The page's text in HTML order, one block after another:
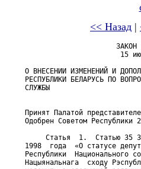
<< Назад |
ЗАКОН РЕСПУБЛИКИ БЕЛАРУСЬ
                       15 июля 2008 г. № 409-З

О ВНЕСЕНИИ ИЗМЕНЕНИЙ И ДОПОЛНЕНИЙ В НЕКОТОРЫЕ ЗАКОНЫ
РЕСПУБЛИКИ БЕЛАРУСЬ ПО ВОПРОСАМ ГОСУДАРСТВЕННОЙ
СЛУЖБЫ


Принят Палатой представителей 17 июня 2008 года
Одобрен Советом Республики 28 июня 2008 года

     Статья  1.  Статью 35 Закона Республики Беларусь  от  4  ноября
1998  года  «О статусе депутата Палаты представителей, члена  Совета
Республики  Национального собрания Республики  Беларусь»  (Ведамасці
Нацыянальнага  сходу Рэспублікі Беларусь, 1998 г., №  35,  ст.  516)
изложить в следующей редакции:
   
   «Статья 35. Трудовой отпуск депутата Палаты представителей,
             члена Совета Республики
             
     Депутату   Палаты   представителей,  члену  Совета   Республики
предоставляется  трудовой отпуск в соответствии с  законодательством
Республики Беларусь о государственной службе.».
     Статья  2.  Внести в Закон Республики Беларусь от 14 июня  2003
года  «О государственной службе в Республике Беларусь» (Национальный
реестр  правовых актов Республики Беларусь, 2003 г.,  №  70,  2/953;
2006 г., № 78, 2/1208) следующие изменения и дополнения:
     1. Пункт 2 статьи 3 изложить в следующей редакции:
     «2.  Для  целей настоящего Закона под государственными органами
понимаются  также государственные учреждения и иные  государственные
организации,   обеспечивающие  деятельность  Президента   Республики
Беларусь   или   государственных  органов,   работники   которых   в
соответствии  с законодательными актами, закрепляющими  их  правовой
статус, являются государственными служащими.».
     2. В пункте 1 статьи 7:
     в   подпункте   1.5   слово   «Прокуратуры»   заменить   словом
«прокуратуры»;
     подпункт 1.11 изложить в следующей редакции:
     «1.11. иных государственных органах.».
     3.   В   пункте   1   статьи   10   слова   «Прокуратурой»    и
«Государственным    комитетом    пограничных     войск»     заменить
соответственно словами «Генеральной прокуратурой» и «Государственным
пограничным комитетом».
     4. В статье 12:
     в пункте 1:
     абзац второй изложить в следующей редакции:
     «Президентом  Республики  Беларусь, -  для  присвоения  классов
государственным   служащим   Администрации   Президента   Республики
Беларусь,    Государственного   секретариата   Совета   Безопасности
Республики  Беларусь, Комитета государственного контроля  Республики
Беларусь  и  его органов, Национального банка Республики Беларусь  и
его   структурных   подразделений,  Управления   делами   Президента
Республики   Беларусь,  Департамента  по  гуманитарной  деятельности
Управления  делами Президента Республики Беларусь,  государственного
учреждения  «Главное  управление  по  обслуживанию  дипломатического
корпуса   и   официальных  делегаций  «Дипсервис»,   Государственной
инспекции  охраны  животного  и растительного  мира  при  Президенте
Республики   Беларусь,   Информационно-аналитического   центра   при
Администрации  Президента Республики Беларусь, Национального  центра
законодательства   и  правовых  исследований  Республики   Беларусь,
Национального   центра  правовой  информации  Республики   Беларусь,
Национальной     государственной    телерадиокомпании     Республики
Беларусь;»;
     в  абзаце восьмом слова «Прокуратурой» и «ее аппарата» заменить
соответственно   словами  «Генеральной  прокуратурой»   и   «органов
прокуратуры Республики Беларусь»;
     в  абзаце  девятом  слово «подведомственных»  заменить  словами
«подчиненных (подведомственных)»;
     в  абзаце  одиннадцатом слова «иных подведомственных»  заменить
словом «подчиненных»;
     пункт   2   дополнить  словами  «,  если  иное  не  установлено
Президентом Республики Беларусь».
     5. В пункте 1 статьи 13:
     часть   третью  после  слов  «орденами  и  медалями  Республики
Беларусь  и  СССР»  дополнить словами «,  за  исключением  юбилейных
медалей Республики Беларусь и СССР»;
     дополнить пункт частями пятой и шестой следующего содержания:
     «Присвоение  классов  по  основаниям,  предусмотренным   частью
третьей настоящего пункта, может быть произведено один раз за период
нахождения государственного служащего на государственной службе.
     При  поступлении лица, имеющего квалификационный  класс  судьи,
на  работу в государственный орган на государственную должность  ему
может  быть  в  установленном  порядке  присвоен  в  соответствии  с
квалификационным   классом  более  высокий  класс   государственного
служащего,  чем предусмотренный по данной государственной должности,
но не более чем на два класса.».
     6.  Статью  15  после  слов «является» и «служащего»  дополнить
соответственно словами «официальным» и «и занимаемую им должность».
     7.   Абзац   четвертый   пункта  1   статьи   16   после   слов
«государственных  должностей,» дополнить словами  «квалификационного
экзамена для лиц, впервые поступающих на государственную службу,».
     8.  Подпункт  1.9  пункта  1 статьи  20  изложить  в  следующей
редакции:
     «1.9.   публикации  и  выступления,  связанные  с   исполнением
служебных  обязанностей,  в  порядке и  на  условиях,  установленных
настоящим Законом и иными актами законодательства;».
     9. Статью 21 дополнить пунктом 1-1 следующего содержания:
     «1-1.  Законодательными  актами  могут  быть  установлены  иные
обязанности государственного служащего.».
     10. В пункте 1 статьи 22:
     в  подпункте  1.2  слово «законодательством»  заменить  словами
«законодательными актами»;
     в  подпункте 1.5 слова «осуществляемой в порядке и на условиях,
установленных законодательством» заменить словами «осуществляемых по
согласованию  с  руководителем государственного  органа,  в  котором
государственный  служащий  занимает государственную  должность,  или
уполномоченным им